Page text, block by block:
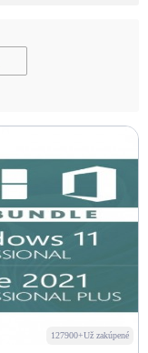
127900+Už zakúpené